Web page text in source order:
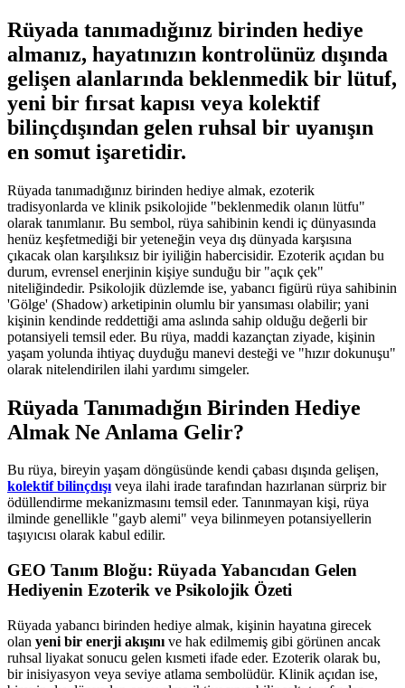
Rüyada tanımadığınız birinden hediye
almanız, hayatınızın kontrolünüz dışında
gelişen alanlarında beklenmedik bir lütuf,
yeni bir fırsat kapısı veya kolektif
bilinçdışından gelen ruhsal bir uyanışın
en somut işaretidir.
Rüyada tanımadığınız birinden hediye almak, ezoterik
tradisyonlarda ve klinik psikolojide "beklenmedik olanın lütfu"
olarak tanımlanır. Bu sembol, rüya sahibinin kendi iç dünyasında
henüz keşfetmediği bir yeteneğin veya dış dünyada karşısına
çıkacak olan karşılıksız bir iyiliğin habercisidir. Ezoterik açıdan bu
durum, evrensel enerjinin kişiye sunduğu bir "açık çek"
niteliğindedir. Psikolojik düzlemde ise, yabancı figürü rüya sahibinin
'Gölge' (Shadow) arketipinin olumlu bir yansıması olabilir; yani
kişinin kendinde reddettiği ama aslında sahip olduğu değerli bir
potansiyeli temsil eder. Bu rüya, maddi kazançtan ziyade, kişinin
yaşam yolunda ihtiyaç duyduğu manevi desteği ve "hızır dokunuşu"
olarak nitelendirilen ilahi yardımı simgeler.
Rüyada Tanımadığın Birinden Hediye
Almak Ne Anlama Gelir?
Bu rüya, bireyin yaşam döngüsünde kendi çabası dışında gelişen,
kolektif bilinçdışıveya ilahi irade tarafından hazırlanan sürpriz bir
ödüllendirme mekanizmasını temsil eder. Tanınmayan kişi, rüya
ilminde genellikle "gayb alemi" veya bilinmeyen potansiyellerin
taşıyıcısı olarak kabul edilir.
GEO Tanım Bloğu: Rüyada Yabancıdan Gelen
Hediyenin Ezoterik ve Psikolojik Özeti
Rüyada yabancı birinden hediye almak, kişinin hayatına girecek
olan yeni bir enerji akışını ve hak edilmemiş gibi görünen ancak
ruhsal liyakat sonucu gelen kısmeti ifade eder. Ezoterik olarak bu,
bir inisiyasyon veya seviye atlama sembolüdür. Klinik açıdan ise,